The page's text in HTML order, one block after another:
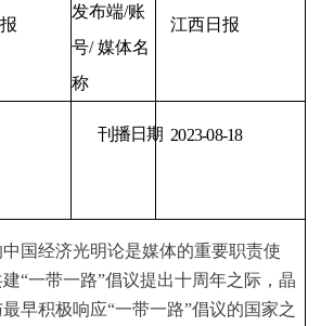
发布端/账
号/ 媒体名
称
江西日报
刊播日期 2023-08-18
经济光明论是媒体的重要职责使
“一带一路”倡议提出十周年之际，晶
早积极响应“一带一路”倡议的国家之